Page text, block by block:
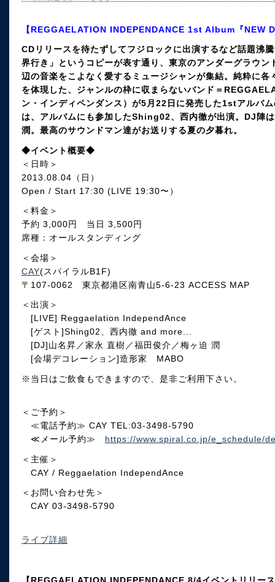
【REGGAELATION INDEPENDANCE 1st Album『NEW
CDリリースを待たずしてフジロックに出演するなど話題沸
界行き」というコピーが表す通り、東京のアンダーグラウ
辺の音楽をこよなく愛するミュージシャンが集結。純粋に
を体現した、ジャンルの枠に収まらないバンド＝
ン・インディペンダンス）が5月22日に発売した1stアルバ
は、アルバムにも参加したShing02、西内徹が出演。DJ陣
潤。最高のサウンドマン達がお送りする夏の夕暮れ。
◆イベント概要◆
＜日時＞
2013.08.04（日）
Open / Start 17:30 (LIVE 19:30〜）
＜料金＞
予約 3,000円 当日 3,500円
席種：オールスタンディング
＜会場＞
CAY(スパイラルB1F)
〒107-0062 東京都港区南青山5-6-23 ACCESS MAP
＜出演＞
[LIVE] Reggaelation IndependAnce
[ゲスト]Shing02、西内徹 and more...
[DJ]山名昇／家永 直樹／福田俊介／梅ヶ迫 潤
[会場デコレーション]造形家 MABO
※当日はご飲食もできますので、是非ご利用下さい。
＜ご予約＞
≪電話予約≫ CAY TEL:03-3498-5790
≪メール予約≫ https://www.spiral.co.jp/e_schedule/
＜主催＞
CAY / Reggaelation IndependAnce
＜お問い合わせ先＞
CAY 03-3498-5790
ライブ詳細
【REGGAELATION INDEPENDANCE 8/4イベントリリー